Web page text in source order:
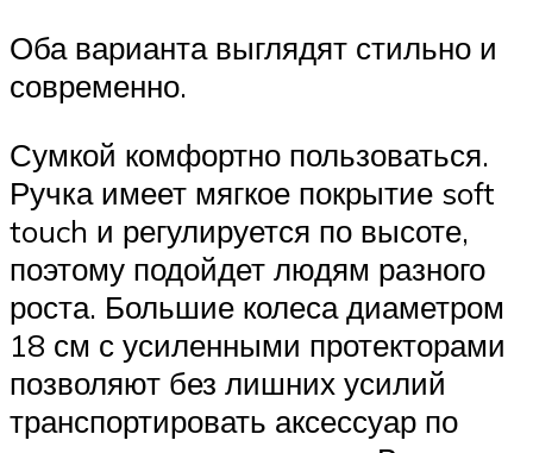
Оба варианта выглядят стильно и
современно.
Сумкой комфортно пользоваться.
Ручка имеет мягкое покрытие soft
touch и регулируется по высоте,
поэтому подойдет людям разного
роста. Большие колеса диаметром
18 см с усиленными протекторами
позволяют без лишних усилий
транспортировать аксессуар по